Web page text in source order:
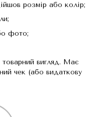
розмір або колір;
фото;
вигляд. Має
чек (або видаткову